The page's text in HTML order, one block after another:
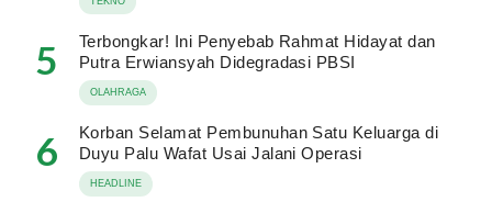
5
Terbongkar! Ini Penyebab Rahmat Hidayat dan
Putra Erwiansyah Didegradasi PBSI
OLAHRAGA
6
Korban Selamat Pembunuhan Satu Keluarga di
Duyu Palu Wafat Usai Jalani Operasi
HEADLINE